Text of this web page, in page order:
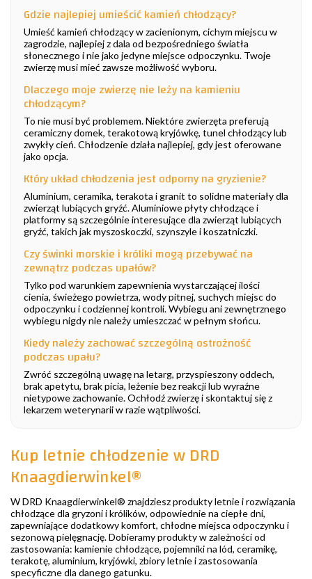
Gdzie najlepiej umieścić kamień chłodzący?
Umieść kamień chłodzący w zacienionym, cichym miejscu w
zagrodzie, najlepiej z dala od bezpośredniego światła
słonecznego i nie jako jedyne miejsce odpoczynku. Twoje
zwierzę musi mieć zawsze możliwość wyboru.
Dlaczego moje zwierzę nie leży na kamieniu
chłodzącym?
To nie musi być problemem. Niektóre zwierzęta preferują
ceramiczny domek, terakotową kryjówkę, tunel chłodzący lub
zwykły cień. Chłodzenie działa najlepiej, gdy jest oferowane
jako opcja.
Który układ chłodzenia jest odporny na gryzienie?
Aluminium, ceramika, terakota i granit to solidne materiały dla
zwierząt lubiących gryźć. Aluminiowe płyty chłodzące i
platformy są szczególnie interesujące dla zwierząt lubiących
gryźć, takich jak myszoskoczki, szynszyle i koszatniczki.
Czy świnki morskie i króliki mogą przebywać na
zewnątrz podczas upałów?
Tylko pod warunkiem zapewnienia wystarczającej ilości
cienia, świeżego powietrza, wody pitnej, suchych miejsc do
odpoczynku i codziennej kontroli. Wybiegu ani zewnętrznego
wybiegu nigdy nie należy umieszczać w pełnym słońcu.
Kiedy należy zachować szczególną ostrożność
podczas upału?
Zwróć szczególną uwagę na letarg, przyspieszony oddech,
brak apetytu, brak picia, leżenie bez reakcji lub wyraźne
nietypowe zachowanie. Ochłodź zwierzę i skontaktuj się z
lekarzem weterynarii w razie wątpliwości.
Kup letnie chłodzenie w DRD
Knaagdierwinkel®
W DRD Knaagdierwinkel® znajdziesz produkty letnie i rozwiązania
chłodzące dla gryzoni i królików, odpowiednie na ciepłe dni,
zapewniające dodatkowy komfort, chłodne miejsca odpoczynku i
sezonową pielęgnację. Dobieramy produkty w zależności od
zastosowania: kamienie chłodzące, pojemniki na lód, ceramikę,
terakotę, aluminium, kryjówki, zbiory letnie i zastosowania
specyficzne dla danego gatunku.